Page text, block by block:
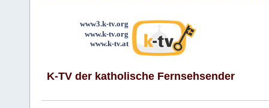
www3.k-tv.org
www.k-tv.org
www.k-tv.at
K-TV der katholische Fernsehsender